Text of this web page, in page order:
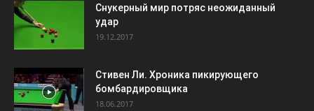
Снукерный мир потряс неожиданный
удар
19.12.2017
Стивен Ли. Хроника пикирующего
бомбардировщика
18.06.2017